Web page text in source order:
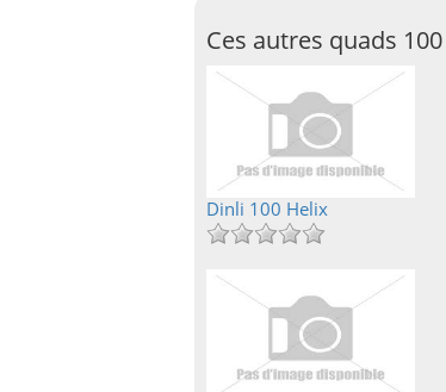
Ces autres quads
Dinli 100 Helix